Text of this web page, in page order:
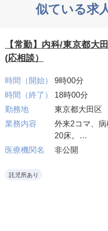
似ている求
【常勤】内科/東京都大
(応相談）
時間（開始）
9時00分
時間（終了）
18時00分
勤務地
東京都大田区
業務内容
外来2コマ、病
20床。
医療機関名 非公開
託児所あり